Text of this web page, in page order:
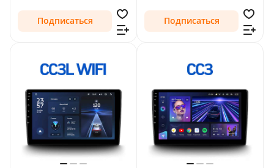
Подписаться Подписаться